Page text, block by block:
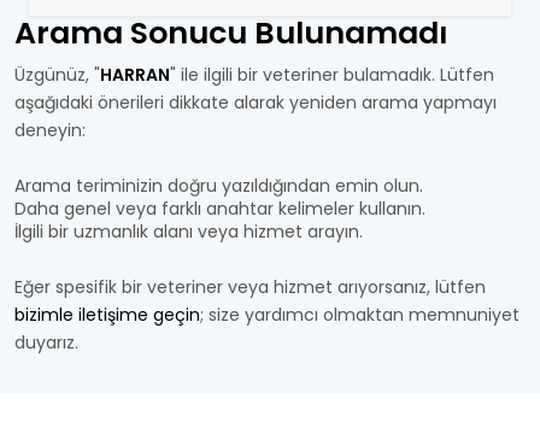
Arama Sonucu Bulunamadı
Üzgünüz, "HARRAN" ile ilgili bir veteriner bulamadık. Lütfen
aşağıdaki önerileri dikkate alarak yeniden arama yapmayı
deneyin:
Arama teriminizin doğru yazıldığından emin olun.
Daha genel veya farklı anahtar kelimeler kullanın.
İlgili bir uzmanlık alanı veya hizmet arayın.
Eğer spesifik bir veteriner veya hizmet arıyorsanız, lütfen
bizimle iletişime geçin; size yardımcı olmaktan memnuniyet
duyarız.